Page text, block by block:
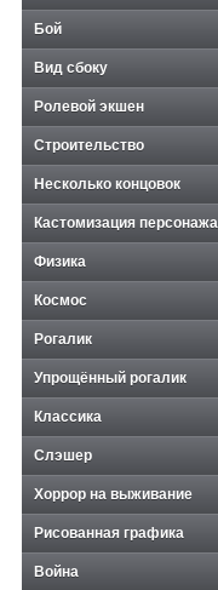
Бой
Вид сбоку
Ролевой экшен
Строительство
Несколько концовок
Кастомизация персонажа
Физика
Космос
Рогалик
Упрощённый рогалик
Классика
Слэшер
Хоррор на выживание
Рисованная графика
Война